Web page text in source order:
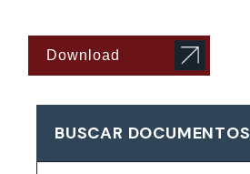
Download
BUSCAR DOCUMENTOS